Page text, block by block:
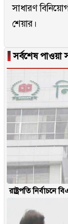
সাধারণ
শেয়ার।
▐সর্বশেষ পাওয়া
রাষ্ট্রপতি